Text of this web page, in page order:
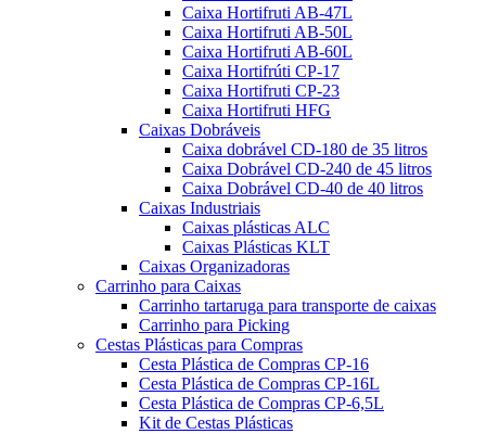
Caixa Hortifruti AB-47L
Caixa Hortifruti AB-50L
Caixa Hortifruti AB-60L
Caixa Hortifrúti CP-17
Caixa Hortifruti CP-23
Caixa Hortifruti HFG
Caixas Dobráveis
Caixa dobrável CD-180 de 35 litros
Caixa Dobrável CD-240 de 45 litros
Caixa Dobrável CD-40 de 40 litros
Caixas Industriais
Caixas plásticas ALC
Caixas Plásticas KLT
Caixas Organizadoras
Carrinho para Caixas
Carrinho tartaruga para transporte de caixas
Carrinho para Picking
Cestas Plásticas para Compras
Cesta Plástica de Compras CP-16
Cesta Plástica de Compras CP-16L
Cesta Plástica de Compras CP-6,5L
Kit de Cestas Plásticas